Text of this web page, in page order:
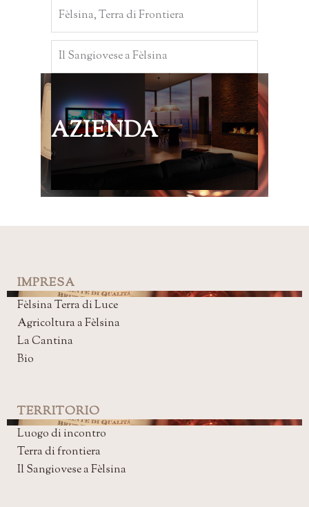
Fèlsina, Terra di Frontiera
Il Sangiovese a Fèlsina
AZIENDA
IMPRESA
Fèlsina Terra di Luce
Agricoltura a Fèlsina
La Cantina
Bio
TERRITORIO
Luogo di incontro
Terra di frontiera
Il Sangiovese a Fèlsina